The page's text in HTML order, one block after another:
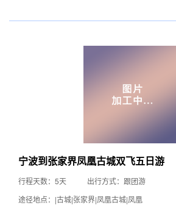
宁波到张家界凤凰古城双飞五日游
行程天数：5天
出行方式：跟团游
途径地点：|古城|张家界|凤凰古城|凤凰